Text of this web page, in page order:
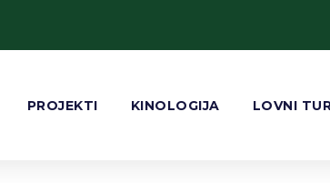
PROJEKTI KINOLOGIJA LOVNI